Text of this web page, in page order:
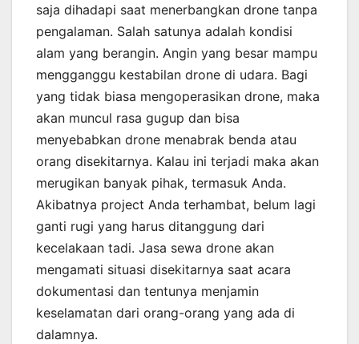
saja dihadapi saat menerbangkan drone tanpa
pengalaman. Salah satunya adalah kondisi
alam yang berangin. Angin yang besar mampu
mengganggu kestabilan drone di udara. Bagi
yang tidak biasa mengoperasikan drone, maka
akan muncul rasa gugup dan bisa
menyebabkan drone menabrak benda atau
orang disekitarnya. Kalau ini terjadi maka akan
merugikan banyak pihak, termasuk Anda.
Akibatnya project Anda terhambat, belum lagi
ganti rugi yang harus ditanggung dari
kecelakaan tadi. Jasa sewa drone akan
mengamati situasi disekitarnya saat acara
dokumentasi dan tentunya menjamin
keselamatan dari orang-orang yang ada di
dalamnya.